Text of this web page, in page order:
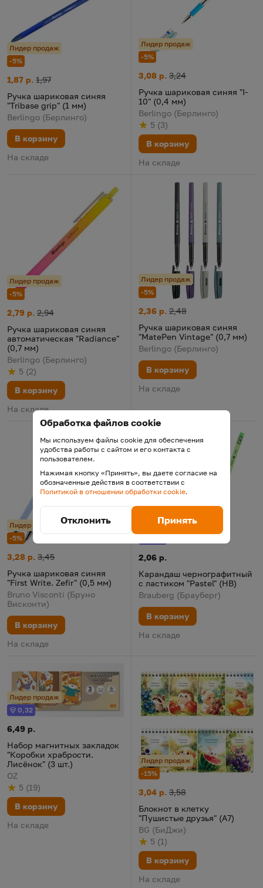
Лидер продаж
-5%
Ручка шариковая синяя "Tribase grip" (1 мм)
Цена:
1,87 р.
Старая цена:
1,97
Ручка шариковая синяя
"Tribase grip" (1 мм)
Berlingo (Берлинго)
В корзину
На складе
Лидер продаж
-5%
Ручка шариковая синяя "I-
Цена:
3,08 р.
Старая цена:
3,24
Ручка шариковая синяя "I-
10" (0,4 мм)
Berlingo (Берлинго)
Рейтинг
5
из 5 (
по результату
3
голосов)
В корзину
На складе
Лидер продаж
-5%
Ручка шариковая синяя автоматическая "Radiance" (0,7 мм)
Цена:
2,79 р.
Старая цена:
2,94
Ручка шариковая синяя
автоматическая "Radiance"
(0,7 мм)
Berlingo (Берлинго)
Рейтинг
5
из 5 (
по результату
2
голосов)
В корзину
На складе
Лидер продаж
-5%
Ручка шариковая синяя
Цена:
2,36 р.
Старая цена:
2,48
Ручка шариковая синяя
"MatePen Vintage" (0,7 мм)
Berlingo (Берлинго)
В корзину
На складе
Лидер продаж
-5%
Ручка шариковая синяя "First Write. Zefir" (0,5 мм)
Цена:
3,28 р.
Старая цена:
3,45
Ручка шариковая синяя
"First Write. Zefir" (0,5 мм)
Bruno Visconti (Бруно
Висконти)
В корзину
На складе
Лидер продаж
Карандаш чернографитный с
Цена:
2,06 р.
Карандаш чернографитный
с ластиком "Pastel" (HB)
Brauberg (Брауберг)
В корзину
На складе
Лидер продаж
Бонус
0,32
Набор магнитных закладок "Коробки храбрости. Лисёнок" (3
Цена:
6,49 р.
Набор магнитных закладок
"Коробки храбрости.
Лисёнок" (3 шт.)
OZ
Рейтинг
5
из 5 (
по результату
19
голосов)
В корзину
На складе
Лидер продаж
-15%
Блокнот в клетку "Пушистые
Цена:
3,04 р.
Старая цена:
3,58
Блокнот в клетку
"Пушистые друзья" (А7)
BG (БиДжи)
Рейтинг
5
из 5 (
по результату
1
голосов)
В корзину
На складе
Обработка файлов cookie
Мы используем файлы cookie для обеспечения
удобства работы с сайтом и его контакта с
пользователем.
Нажимая кнопку «Принять», вы даете согласие на
обозначенные действия в соответствии с
Политикой в отношении обработки cookie.
Отклонить Принять